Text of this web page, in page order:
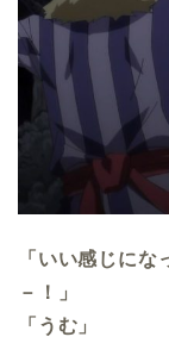
「いい感じに
－！」
「うむ」